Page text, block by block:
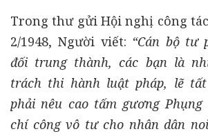
Trong thư gửi Hội nghị công
2/1948, Người viết: “Cán bộ tư
đối trung thành, các bạn là
trách thi hành luật pháp, lẽ
phải nêu cao tấm gương Phụng
chí công vô tư cho nhân dân